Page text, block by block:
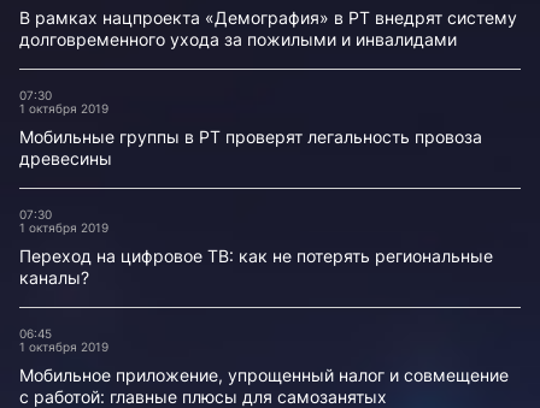
В рамках нацпроекта «Демография» в РТ внедрят систему
долговременного ухода за пожилыми и инвалидами
07:30
1 октября 2019
Мобильные группы в РТ проверят легальность провоза
древесины
07:30
1 октября 2019
Переход на цифровое ТВ: как не потерять региональные
каналы?
06:45
1 октября 2019
Мобильное приложение, упрощенный налог и совмещение
с работой: главные плюсы для самозанятых